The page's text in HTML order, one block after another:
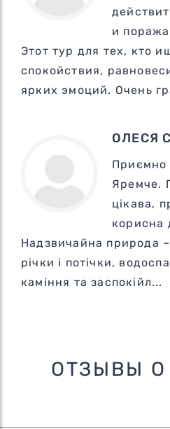
и
Этот тур для тех, кто
спокойствия,
ярких эмоций. Очень
ОЛЕСЯ
Приємно
Яремче.
цікава,
корисна
Надзвичайна природа
річки і потічки,
каміння та заспокійл...
ОТЗЫВЫ О